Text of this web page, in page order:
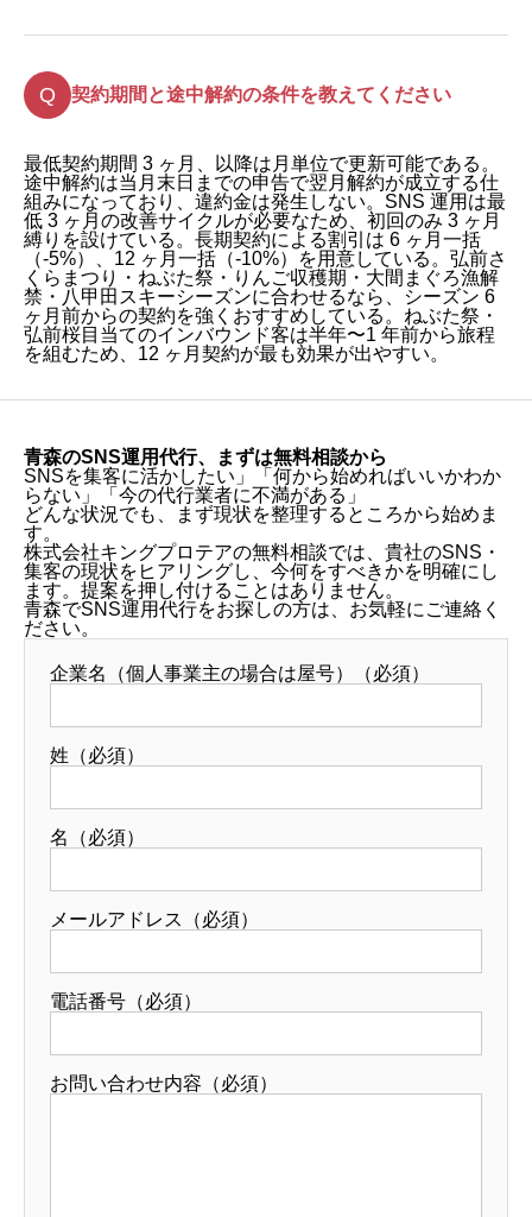
契約期間と途中解約の条件を教えてください
最低契約期間 3 ヶ月、以降は月単位で更新可能である。
途中解約は当月末日までの申告で翌月解約が成立する仕
組みになっており、違約金は発生しない。SNS 運用は最
低 3 ヶ月の改善サイクルが必要なため、初回のみ 3 ヶ月
縛りを設けている。長期契約による割引は 6 ヶ月一括
（-5%）、12 ヶ月一括（-10%）を用意している。弘前さ
くらまつり・ねぶた祭・りんご収穫期・大間まぐろ漁解
禁・八甲田スキーシーズンに合わせるなら、シーズン 6
ヶ月前からの契約を強くおすすめしている。ねぶた祭・
弘前桜目当てのインバウンド客は半年〜1 年前から旅程
を組むため、12 ヶ月契約が最も効果が出やすい。
青森のSNS運用代行、まずは無料相談から
SNSを集客に活かしたい」「何から始めればいいかわか
らない」「今の代行業者に不満がある」
どんな状況でも、まず現状を整理するところから始めま
す。
株式会社キングプロテアの無料相談では、貴社のSNS・
集客の現状をヒアリングし、今何をすべきかを明確にし
ます。提案を押し付けることはありません。
青森でSNS運用代行をお探しの方は、お気軽にご連絡く
ださい。
企業名（個人事業主の場合は屋号）（必須）
姓（必須）
名（必須）
メールアドレス（必須）
電話番号（必須）
お問い合わせ内容（必須）